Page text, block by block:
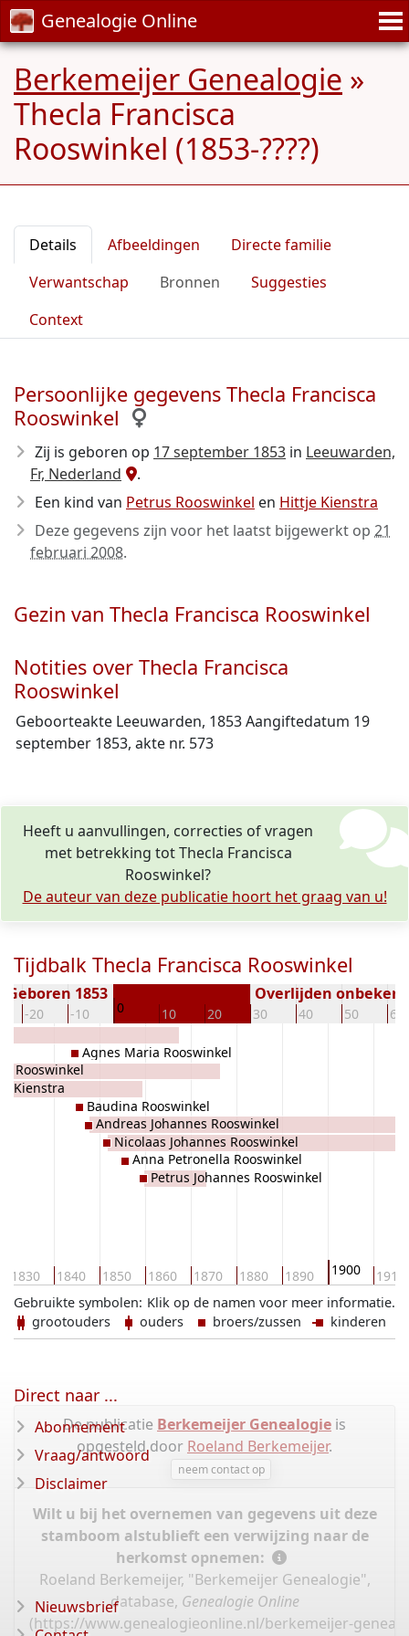
Genealogie Online
Berkemeijer Genealogie »
Thecla Francisca
Rooswinkel (1853-????)
Details Afbeeldingen
Directe familie
Verwantschap
Bronnen
Suggesties
Context
Persoonlijke gegevens Thecla Francisca
Rooswinkel
Zij is geboren op 17 september 1853 in Leeuwarden,
Fr, Nederland
.
Een kind van Petrus Rooswinkel en Hittje Kienstra
Deze gegevens zijn voor het laatst bijgewerkt op 21
februari 2008.
Gezin van Thecla Francisca Rooswinkel
Notities over Thecla Francisca
Rooswinkel
Geboorteakte Leeuwarden, 1853 Aangiftedatum 19
september 1853, akte nr. 573
Heeft u aanvullingen, correcties of vragen
met betrekking tot Thecla Francisca
Rooswinkel?
De auteur van deze publicatie hoort het graag van u!
Tijdbalk Thecla Francisca Rooswinkel
-20 -10 0 10 20 30 40 50 60
Geboren 1853 Overlijden
1830 1840 1850 1860 1870 1880 1890 1900 1910
Rooswinkel
Kienstra
Agnes Maria Rooswinkel
Baudina Rooswinkel
Andreas Johannes Rooswinkel
Nicolaas Johannes Rooswinkel
Anna Petronella Rooswinkel
Petrus Johannes Rooswinkel
Klik op de namen voor meer informatie.
Gebruikte symbolen:
grootouders
ouders broers/zussen kinderen
De publicatie Berkemeijer Genealogie is
opgesteld door Roeland Berkemeijer.
neem contact op
Wilt u bij het overnemen van gegevens uit deze
stamboom alstublieft een verwijzing naar de
herkomst opnemen:
Roeland Berkemeijer, "Berkemeijer Genealogie",
database, Genealogie Online
(https://www.genealogieonline.nl/berkemeijer-
Direct naar ...
Abonnement
Vraag/antwoord
Disclaimer
Nieuwsbrief